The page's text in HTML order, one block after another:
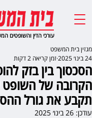
עורכי הדין והשופטים
הסכסוך בין בזק
הקרובה של
תקבע את גורל
מגזין בית המשפט
24 בינו׳ 2025
זמן קריאה 2 דקות
עודכן: 26 בינו׳ 2025